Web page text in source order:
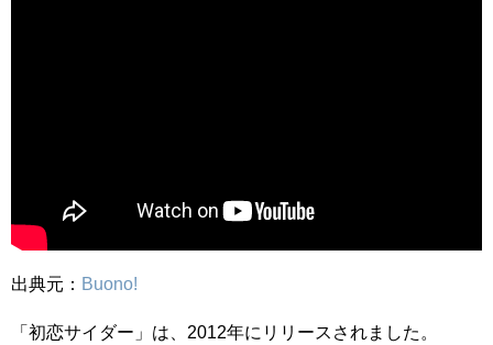
出典元： Buono!
「初恋サイダー」は、2012年にリリースされました。